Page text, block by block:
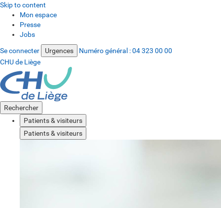
Skip to content
Mon espace
Presse
Jobs
Se connecter Urgences Numéro général :04 323 00 00
CHU de Liège
Rechercher
Patients & visiteurs
Patients & visiteurs